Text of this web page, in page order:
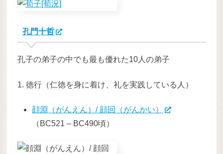
孔門十哲
孔子の弟子の中でも最も優れた10人の弟子
1. 徳行（仁徳を身に着け、礼を実践している人）
顔淵（がんえん）/ 顔回（がんかい）
（BC521 – BC490頃）